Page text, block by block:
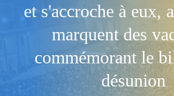
et s'accroche à eux,
marquent des
commémorant le
désunion